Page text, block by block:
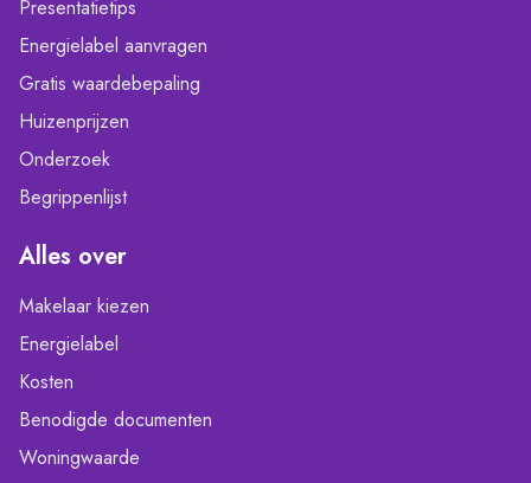
Presentatietips
Energielabel aanvragen
Gratis waardebepaling
Huizenprijzen
Onderzoek
Begrippenlijst
Alles over
Makelaar kiezen
Energielabel
Kosten
Benodigde documenten
Woningwaarde